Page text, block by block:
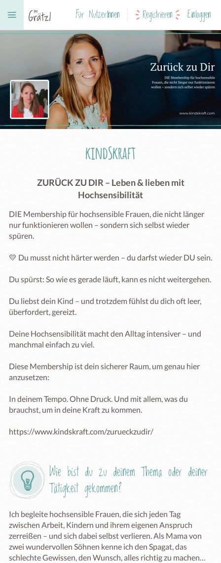
Für NutzerInnen Registrieren Einloggen
kindSkraft
ZURÜCK ZU DIR – Leben & lieben mit
Hochsensibilität
DIE Membership für hochsensible Frauen, die nicht länger
nur funktionieren wollen – sondern sich selbst wieder
spüren.
💛 Du musst nicht härter werden – du darfst wieder DU sein.
Du spürst: So wie es gerade läuft, kann es nicht weitergehen.
Du liebst dein Kind – und trotzdem fühlst du dich oft leer,
überfordert, gereizt.
Deine Hochsensibilität macht den Alltag intensiver – und
manchmal einfach zu viel.
Diese Membership ist dein sicherer Raum, um genau hier
anzusetzen:
In deinem Tempo. Ohne Druck. Und mit allem, was du
brauchst, um in deine Kraft zu kommen.
https://www.kindskraft.com/zurueckzudir/
Wie bist du zu deinem Thema oder deiner
Tätigkeit gekommen?
Ich begleite hochsensible Frauen, die sich jeden Tag
zwischen Arbeit, Kindern und ihrem eigenen Anspruch
zerreißen – und sich dabei selbst verlieren. Als Mama von
zwei wundervollen Söhnen kenne ich den Spagat, das
schlechte Gewissen, den Wunsch, alles richtig zu machen…